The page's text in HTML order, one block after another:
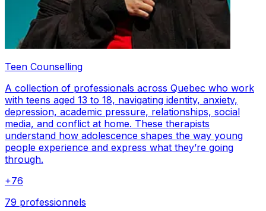
Teen Counselling
A collection of professionals across Quebec who work
with teens aged 13 to 18, navigating identity, anxiety,
depression, academic pressure, relationships, social
media, and conflict at home. These therapists
understand how adolescence shapes the way young
people experience and express what they’re going
through.
+76
79 professionnels